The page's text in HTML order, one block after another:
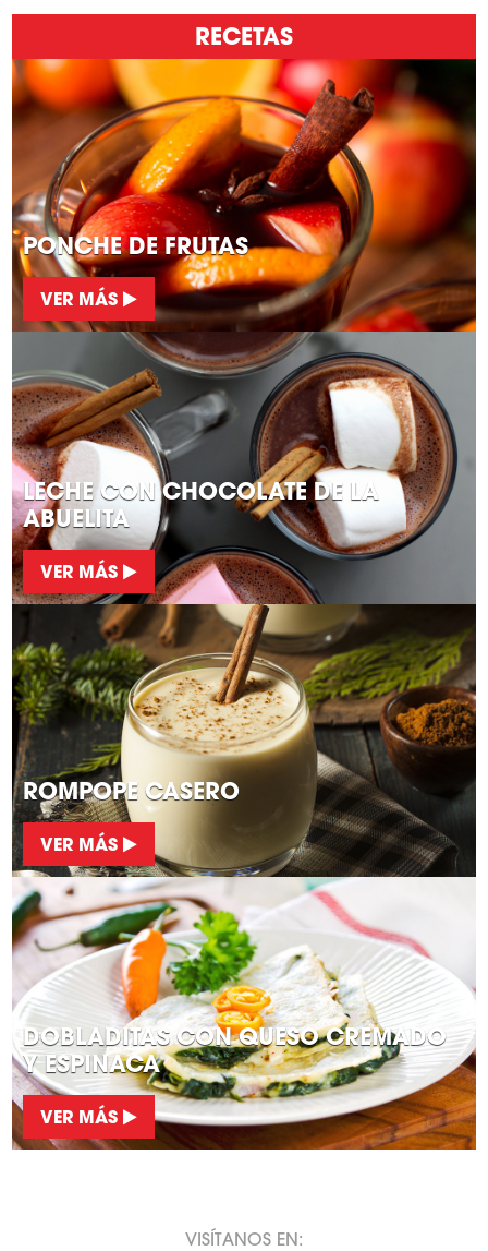
RECETAS
PONCHE DE FRUTAS
VER MÁS
LECHE CON CHOCOLATE DE LA
ABUELITA
VER MÁS
ROMPOPE CASERO
VER MÁS
DOBLADITAS CON QUESO CREMADO
Y ESPINACA
VER MÁS
VISÍTANOS EN: